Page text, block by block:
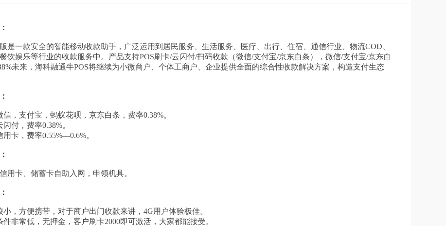
是一款安全的智能移动收款助手，广泛运用到居民服务、生活服务、医疗、出行、住宿、通信行业、物流COD、
饮娱乐等行业的收款服务中。产品支持POS刷卡/云闪付/扫码收款（微信/支付宝/京东白条），微信/支付宝/京东白
未来，海科融通牛POS将继续为小微商户、个体工商户、企业提供全面的综合性收款解决方案，构造支付生态
信，支付宝，蚂蚁花呗，京东白条，费率0.38%。
闪付，费率0.38%。
用卡，费率0.55%—0.6%。
用卡、储蓄卡自助入网，申领机具。
小，方便携带，对于商户出门收款来讲，4G用户体验极佳。
件非常低，无押金，客户刷卡2000即可激活，大家都能接受。